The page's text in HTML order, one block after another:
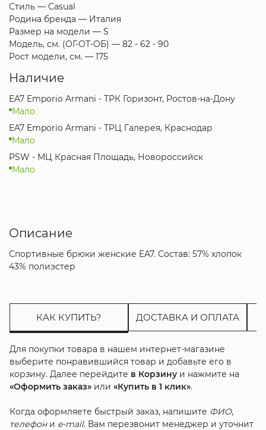
Стиль — Casual
Родина бренда — Италия
Размер на модели — S
Модель, см. (ОГ-ОТ-ОБ) — 82 - 62 - 90
Рост модели, см. — 175
Наличие
EA7 Emporio Armani - ТРК Горизонт, Ростов-на-Дону
Мало
EA7 Emporio Armani - ТРЦ Галерея, Краснодар
Мало
PSW - МЦ Красная Площадь, Новороссийск
Мало
Описание
Спортивные брюки женские EA7. Состав: 57% хлопок
43% полиэстер
КАК КУПИТЬ? ДОСТАВКА И ОПЛАТА
Для покупки товара в нашем интернет-магазине
выберите понравившийся товар и добавьте его в
корзину. Далее перейдите в Корзинуи нажмите на
«Оформить заказ»или «Купить в 1 клик».
Когда оформляете быстрый заказ, напишите ФИО,
телефони e-mail. Вам перезвонит менеджер и уточнит